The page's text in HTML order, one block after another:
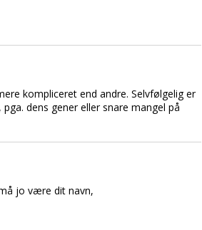
kompliceret end andre. Selvfølgelig er
dens gener eller snare mangel på
jo være dit navn,